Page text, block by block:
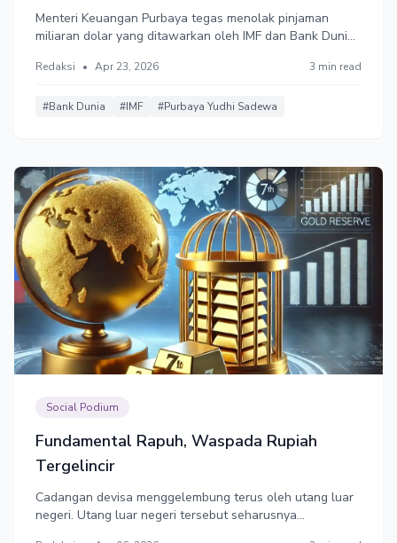
Indonesia
Menteri Keuangan Purbaya tegas menolak pinjaman
miliaran dolar yang ditawarkan oleh IMF dan Bank Dunia
Namun, hal itu dinilai janggal dan menimbulkan banyak
Redaksi • Apr 23, 2026 3 min read
#Bank Dunia #IMF #Purbaya Yudhi Sadewa
Social Podium
Fundamental Rapuh, Waspada Rupiah
Tergelincir
Cadangan devisa menggelembung terus oleh utang luar
negeri. Utang luar negeri tersebut seharusnya